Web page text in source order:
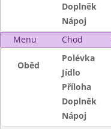
Doplněk
Nápoj
Menu
Chod
Oběd
Polévka
Jídlo
Příloha
Doplněk
Nápoj